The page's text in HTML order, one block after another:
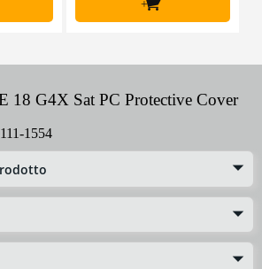
+
18 G4X Sat PC Protective Cover
1554